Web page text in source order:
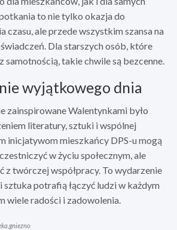
to nie tylko okazja do
czasu, ale przede wszystkim szansa na
Dla starszych osób, które
samotnością, takie chwile są bezcenne.
wyjątkowego dnia
zainspirowane Walentynkami było
literatury, sztuki i wspólnej
inicjatywom mieszkańcy DPS-u mogą
w życiu społecznym, ale
z twórczej współpracy. To wydarzenie
i sztuka potrafią łączyć ludzi w każdym
wiele radości i zadowolenia.